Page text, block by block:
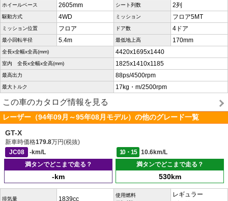
ホイールベース 2605mm シート列数 2列
駆動方式 4WD ミッション フロア5MT
ミッション位置 フロア ドア数 4ドア
最小回転半径 5.4m 最低地上高 170mm
全長x全幅x全高(mm) 4420x1695x1440
室内 全長x全幅x全高(mm) 1825x1410x1185
最高出力 88ps/4500rpm
最大トルク 17kg・m/2500rpm
この車のカタログ情報を見る
レーザー（94年09月～95年08月モデル）の他のグレード一覧
GT-X
新車時価格179.8万円(税抜)
JC08
-km/L 10・15
10.6km/L
満タンでどこまで走る？
-km
満タンでどこまで走る？
530km
排気量 1839cc
使用燃料
レギュラー